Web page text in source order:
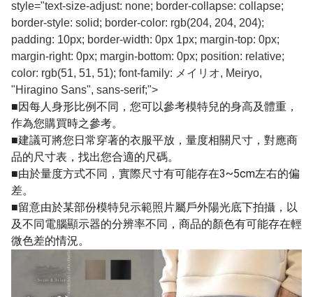
style="text-size-adjust: none; border-collapse: collapse;
border-style: solid; border-color: rgb(204, 204, 204);
padding: 10px; border-width: 0px 1px; margin-top: 0px;
margin-right: 0px; margin-bottom: 0px; position: relative;
color: rgb(51, 51, 51); font-family: メイリオ, Meiryo,
"Hiragino Sans", sans-serif;">
■因每人身形比例不同，您可以參考模特兒的身高及體重，
作為您購買時之參考。
■建議可將您日常穿著的衣服平放，量度相關尺寸，對應商
品的尺寸表，找出您合適的尺碼。
■由於量度方式不同，實際尺寸有可能存在3~5cm左右的偏
差。
■留意由於某部份模特兒示範照片屬戶外陽光底下拍攝，以
及不同電腦顯示器的分辨率不同，商品的顏色有可能存在輕
微色差的情況。